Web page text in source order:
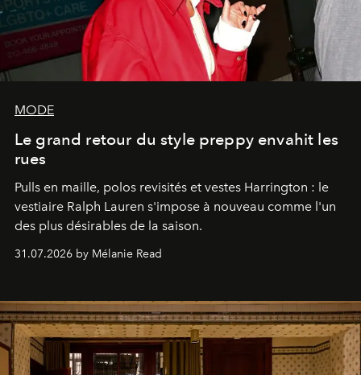
MODE
Le grand retour du style preppy envahit les
rues
Pulls en maille, polos revisités et vestes Harrington : le
vestiaire Ralph Lauren s'impose à nouveau comme l'un
des plus désirables de la saison.
31.07.2026 by Mélanie Read